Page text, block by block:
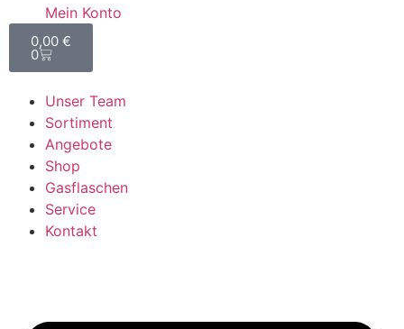
Mein Konto
0,00 €
0
Unser Team
Sortiment
Angebote
Shop
Gasflaschen
Service
Kontakt